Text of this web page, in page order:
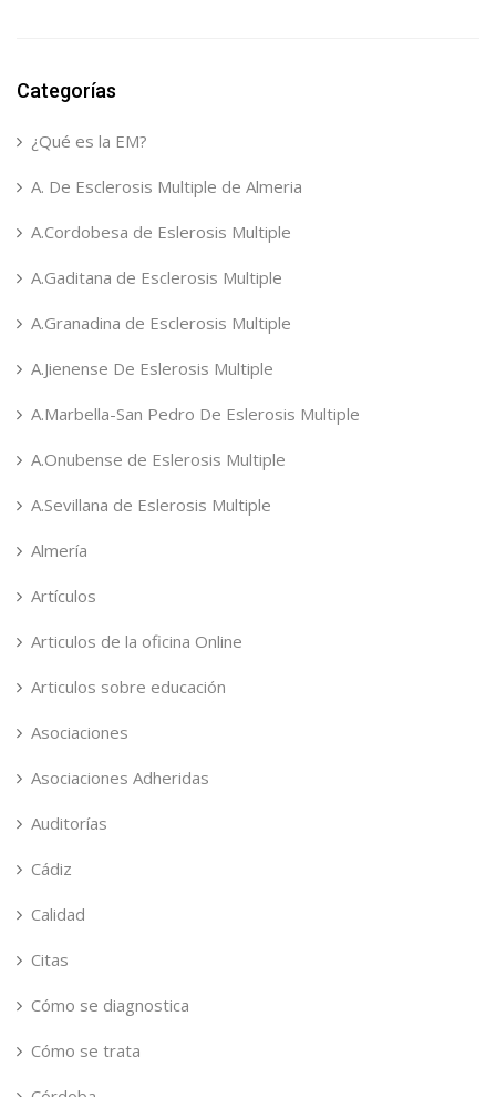
Categorías
¿Qué es la EM?
A. De Esclerosis Multiple de Almeria
A.Cordobesa de Eslerosis Multiple
A.Gaditana de Esclerosis Multiple
A.Granadina de Esclerosis Multiple
A.Jienense De Eslerosis Multiple
A.Marbella-San Pedro De Eslerosis Multiple
A.Onubense de Eslerosis Multiple
A.Sevillana de Eslerosis Multiple
Almería
Artículos
Articulos de la oficina Online
Articulos sobre educación
Asociaciones
Asociaciones Adheridas
Auditorías
Cádiz
Calidad
Citas
Cómo se diagnostica
Cómo se trata